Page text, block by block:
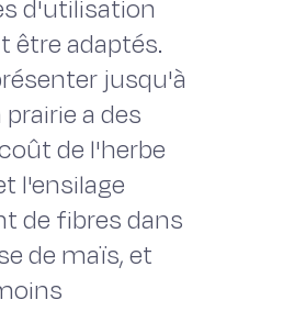
d'utilisation
être adaptés.
jusqu'à
prairie a des
de l'herbe
l'ensilage
de fibres dans
de maïs, et